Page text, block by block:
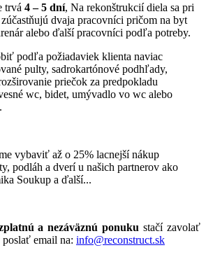
trvá 4 – 5 dní, Na rekonštrukcií diela sa pri
dvaja pracovníci pričom na byt
alebo ďalší pracovníci podľa potreby.
podľa požiadaviek klienta naviac
pulty, sadrokartónové podhľady,
priečok za predpokladu
wc, bidet, umývadlo vo wc alebo
vybaviť až o 25% lacnejší nákup
podláh a dverí u našich partnerov ako
Soukup a ďalší...
a nezáväznú ponuku stačí zavolať
poslať email na: info@reconstruct.sk